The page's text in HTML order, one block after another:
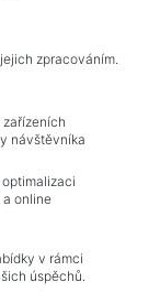
zpracováním.
návštěvníka
online
v rámci
úspěchů.